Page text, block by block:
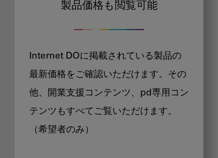
製品価格も閲覧可能
Internet DOに掲載されている製品の
最新価格をご確認いただけます。その
他、開業支援コンテンツ、pd専用コン
テンツもすべてご覧いただけます。
（希望者のみ）